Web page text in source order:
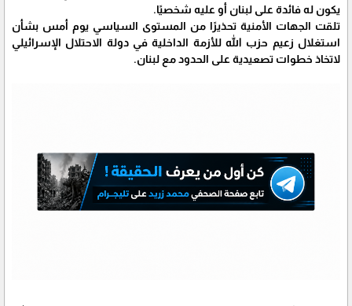
يكون له فائدة على لبنان أو عليه شخصيًا.
تلقت الجهات الأمنية تحذيرًا من المستوى السياسي يوم أمس بشأن
استغلال زعيم حزب الله للأزمة الداخلية في دولة الاحتلال الإسرائيلي
لاتخاذ خطوات تصعيدية على الحدود مع لبنان.